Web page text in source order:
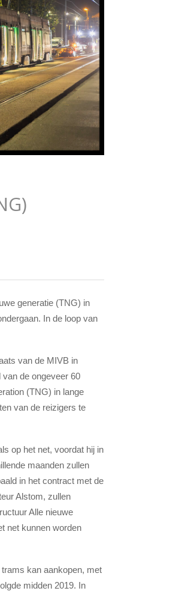
generatie (TNG) in
In de loop van
van de MIVB in
de ongeveer 60
(TNG) in lange
van de reizigers te
op het net, voordat hij in
maanden zullen
in het contract met de
Alstom, zullen
Alle nieuwe
net kunnen worden
kan aankopen, met
midden 2019. In